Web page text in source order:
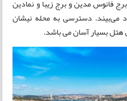
فانوس مدین و برج زیبا و نمادین
می‌بیند. دسترسی به محله نیشان